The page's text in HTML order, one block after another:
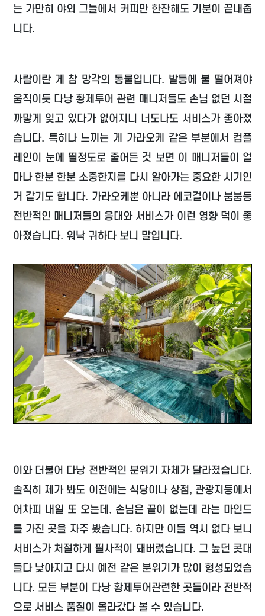
는 가만히 야외 그늘에서 커피만 한잔해도 기분이 끝내줍
니다.
사람이란 게 참 망각의 동물입니다. 발등에 불 떨어져야
움직이듯 다낭 황제투어 관련 매니저들도 손님 없던 시절
까맣게 잊고 있다가 없어지니 너도나도 서비스가 좋아졌
습니다. 특히나 느끼는 게 가라오케 같은 부분에서 컴플
레인이 눈에 띌정도로 줄어든 것 보면 이 매니저들이 얼
마나 한분 한분 소중한지를 다시 알아가는 중요한 시기인
거 같기도 합니다. 가라오케뿐 아니라 에코걸이나 붐붐등
전반적인 매니저들의 응대와 서비스가 이런 영향 덕이 좋
아졌습니다. 워낙 귀하다 보니 말입니다.
이와 더불어 다낭 전반적인 분위기 자체가 달라졌습니다.
솔직히 제가 봐도 이전에는 식당이나 상점, 관광지등에서
어차피 내일 또 오는데, 손님은 끝이 없는데 라는 마인드
를 가진 곳을 자주 봤습니다. 하지만 이들 역시 없다 보니
서비스가 처절하게 필사적이 돼버렸습니다. 그 높던 콧대
들다 낮아지고 다시 예전 같은 분위기가 많이 형성되었습
니다. 모든 부분이 다낭 황제투어관련한 곳들이라 전반적
으로 서비스 품질이 올라갔다 볼 수 있습니다.